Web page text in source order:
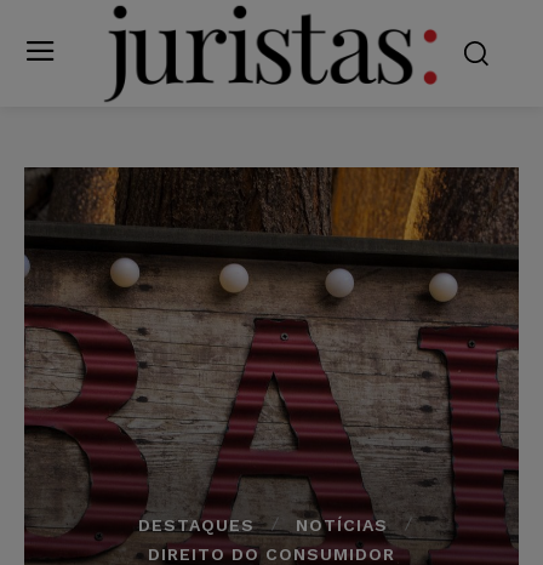
DESTAQUES
NOTÍCIAS
DIREITO DO CONSUMIDOR